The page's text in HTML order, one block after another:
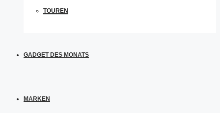
TOUREN
GADGET DES MONATS
MARKEN